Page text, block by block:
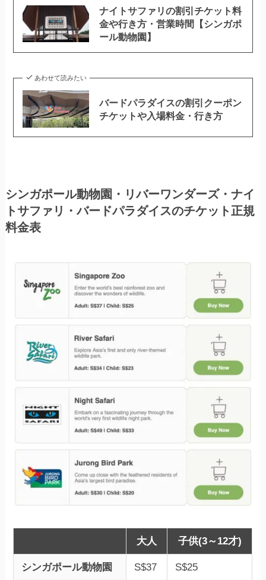
ナイトサファリの割引チケット料
金や行き方・営業時間【シンガポ
ール動物園】
あわせて読みたい
バードパラダイスの割引クーポン
チケットや入場料金・行き方
シンガポール動物園・リバーワンダーズ・ナイ
トサファリ・バードパラダイスのチケット正規
料金表
大人 子供(3～12才)
シンガポール動物園 S$37 S$25